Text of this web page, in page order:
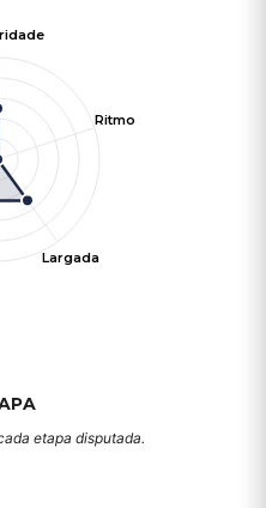
Ritmo
Largada
etapa disputada.